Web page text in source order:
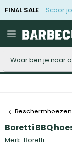
FINAL SALE Scoor
Beschermhoezen
Boretti BBQ
Merk: Boretti